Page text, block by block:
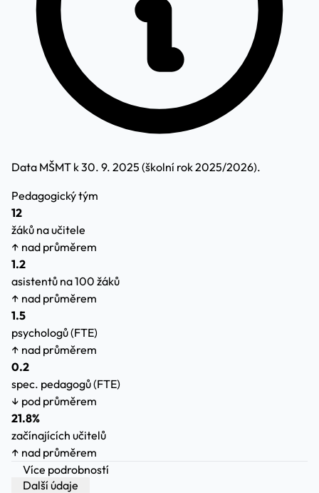
Data MŠMT k 30. 9. 2025 (školní rok 2025/2026).
Pedagogický tým
12
žáků na učitele
↑ nad průměrem
1.2
asistentů na 100 žáků
↑ nad průměrem
1.5
psychologů (FTE)
↑ nad průměrem
0.2
spec. pedagogů (FTE)
↓ pod průměrem
21.8%
začínajících učitelů
↑ nad průměrem
Více podrobností
Další údaje